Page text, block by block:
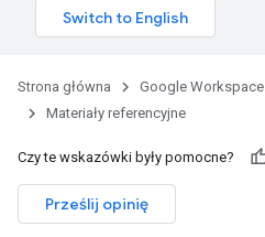
Strona główna Google Workspace
Materiały referencyjne
Czy te wskazówki były pomocne?
Prześlij opinię